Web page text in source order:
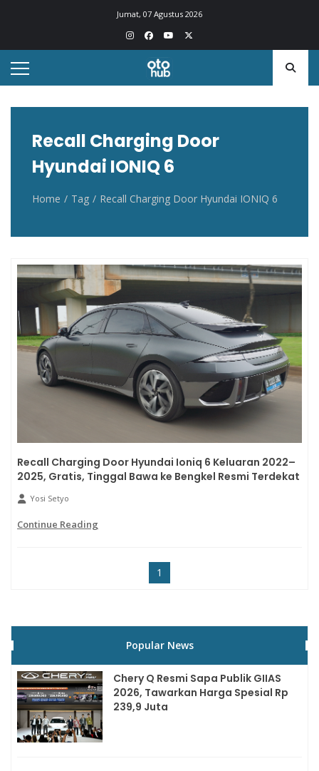
Jumat, 07 Agustus 2026
Otohub.co
Portal berita otomotif Indonesia terkini
Recall Charging Door
Hyundai IONIQ 6
Home Tag Recall Charging Door Hyundai IONIQ 6
Recall Charging Door Hyundai Ioniq 6 Keluaran 2022–
2025, Gratis, Tinggal Bawa ke Bengkel Resmi Terdekat
Yosi Setyo
Continue Reading
1
Popular News
Chery Q Resmi Sapa Publik GIIAS
2026, Tawarkan Harga Spesial Rp
239,9 Juta